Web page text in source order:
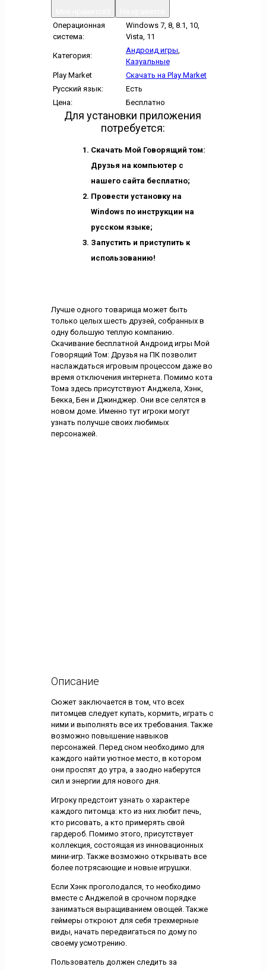
Операционная
система:
Windows 7, 8, 8.1, 10,
Vista, 11
Категория:
Андроид игры,
Казуальные
Play Market
Скачать на Play Market
Русский язык:
Есть
Цена:
Бесплатно
Для установки приложения
потребуется:
Скачать Мой Говорящий том:
Друзья на компьютер с
нашего сайта бесплатно;
Провести установку на
Windows по инструкции на
русском языке;
Запустить и приступить к
использованию!
Лучше одного товарища может быть
только целых шесть друзей, собранных в
одну большую теплую компанию.
Скачивание бесплатной Андроид игры Мой
Говорящий Том: Друзья на ПК позволит
наслаждаться игровым процессом даже во
время отключения интернета. Помимо кота
Тома здесь присутствуют Анджела, Хэнк,
Бекка, Бен и Джинджер. Они все селятся в
новом доме. Именно тут игроки могут
узнать получше своих любимых
персонажей.
Описание
Сюжет заключается в том, что всех
питомцев следует купать, кормить, играть с
ними и выполнять все их требования. Также
возможно повышение навыков
персонажей. Перед сном необходимо для
каждого найти уютное место, в котором
они проспят до утра, а заодно наберутся
сил и энергии для нового дня.
Игроку предстоит узнать о характере
каждого питомца: кто из них любит печь,
кто рисовать, а кто примерять свой
гардероб. Помимо этого, присутствует
коллекция, состоящая из инновационных
мини-игр. Также возможно открывать все
более потрясающие и новые игрушки.
Если Хэнк проголодался, то необходимо
вместе с Анджелой в срочном порядке
заниматься выращиванием овощей. Также
геймеры откроют для себя трехмерные
виды, начать передвигаться по дому по
своему усмотрению.
Пользователь должен следить за